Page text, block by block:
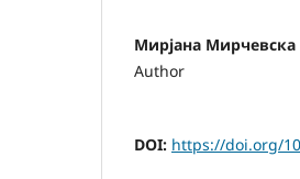
Мирјана Мирчевска
Author
DOI: https://doi.org/